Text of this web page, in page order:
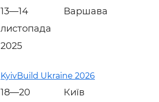
13—14
листопада
2025
Варшава
KyivBuild Ukraine 2026
18—20
Київ